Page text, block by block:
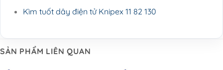
Kìm tuốt dây điện tử Knipex 11 82 130
SẢN PHẨM LIÊN QUAN